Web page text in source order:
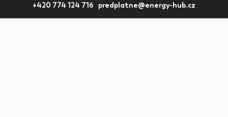
+420 774 124 716 predplatne@energy-hub.cz